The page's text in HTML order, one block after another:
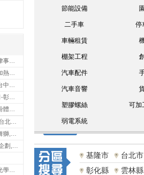
法律萬事通-陸懿聯合法律事務所
視野企業社-高週波金屬加熱設備,彰化高週波金屬加熱設備
鴻昇裝卸倉儲有限公司-台中貨櫃裝卸
洪文信企業股份有限公司-彰化鋅合金鑄造,彰化五金加工,彰化五金配件
萬環機械股份有限公司-粉體塗裝設備,輸送機,輸送機設備,台南輸送機
尚益燈光音響-燈光音響,台北燈光音響,台北燈光音響出租
同仁堂國術獅藝館-舞龍舞獅,台中舞龍舞獅
奇蹟娛樂樂團–樂團活動企劃,台中樂團表演,台中婚禮樂團
微展光電有限公司-台中光學鍍膜,optical filter taiwan,台灣光學鍍膜
節能設備
二手車 停
車輛租賃
棚架工程
汽車配件
汽車音響
塑膠螺絲 可加
弱電系統
基隆市
台北市
彰化縣
雲林縣